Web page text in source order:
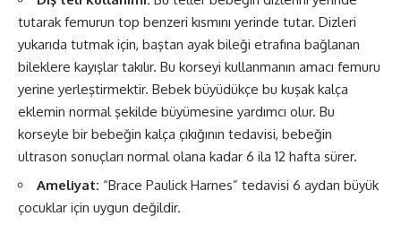
tutarak femurun top benzeri kısmını yerinde tutar. Dizleri
yukarıda tutmak için, baştan ayak bileği etrafına bağlanan
bileklere kayışlar takılır. Bu korseyi kullanmanın amacı femuru
yerine yerleştirmektir. Bebek büyüdükçe bu kuşak kalça
eklemin normal şekilde büyümesine yardımcı olur. Bu
korseyle bir bebeğin kalça çıkığının tedavisi, bebeğin
ultrason sonuçları normal olana kadar 6 ila 12 hafta sürer.
Ameliyat: “Brace Paulick Harnes” tedavisi 6 aydan büyük
çocuklar için uygun değildir.